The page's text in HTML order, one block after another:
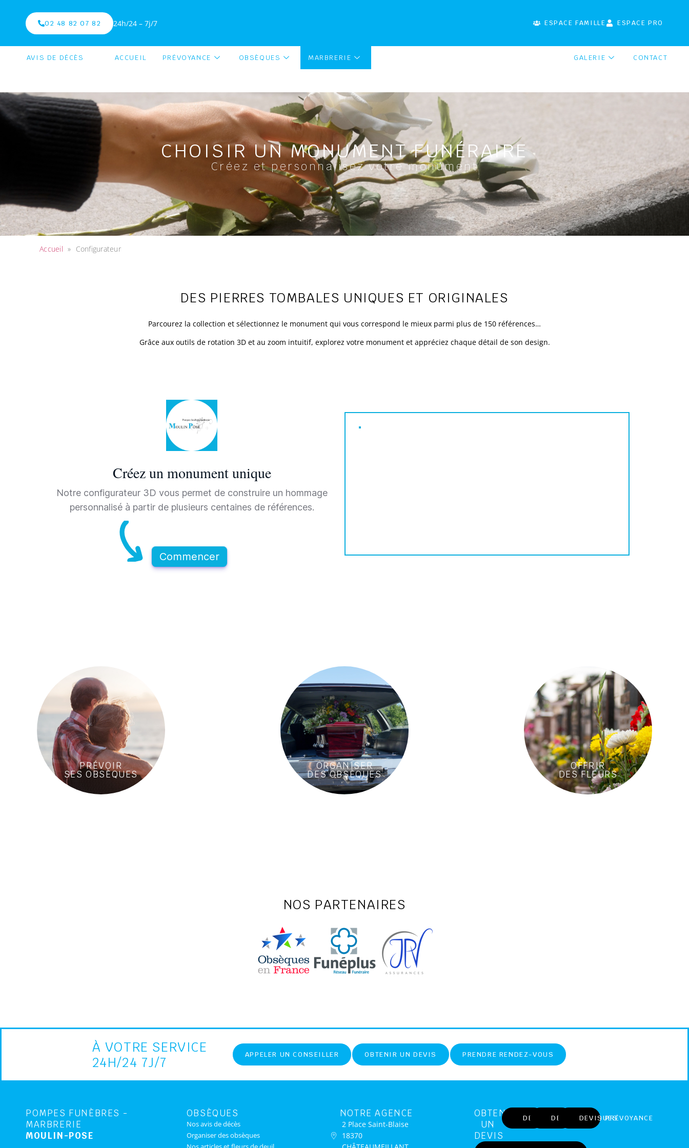
02 48 82 07 82 24h/24 – 7j/7 ESPACE FAMILLE ESPACE PRO
AVIS DE DÉCÈS ACCUEIL PRÉVOYANCE OBSÈQUES MARBRERIE GALERIE CONTACT
CHOISIR UN MONUMENT FUNÉRAIRE
Créez et personnalisez votre monument
Accueil » Configurateur
DES PIERRES TOMBALES UNIQUES ET ORIGINALES
Parcourez la collection et sélectionnez le monument qui vous correspond le mieux parmi plus de 150 références…
Grâce aux outils de rotation 3D et au zoom intuitif, explorez votre monument et appréciez chaque détail de son design.
PRÉVOIR
SES OBSÈQUES
ORGANISER
DES OBSÈQUES
OFFRIR
DES FLEURS
NOS PARTENAIRES
À VOTRE SERVICE
24H/24 7J/7
APPELER UN CONSEILLER OBTENIR UN DEVIS PRENDRE RENDEZ-VOUS
POMPES FUNÈBRES -
MARBRERIE
MOULIN-POSE
OBSÈQUES
Nos avis de décès
Organiser des obsèques
NOTRE AGENCE
2 Place Saint-Blaise
18370
OBTENIR
UN
DEVIS
DEVIS MARBRERIE
DEVIS OBSÈQUES
DEVIS PRÉVOYANCE